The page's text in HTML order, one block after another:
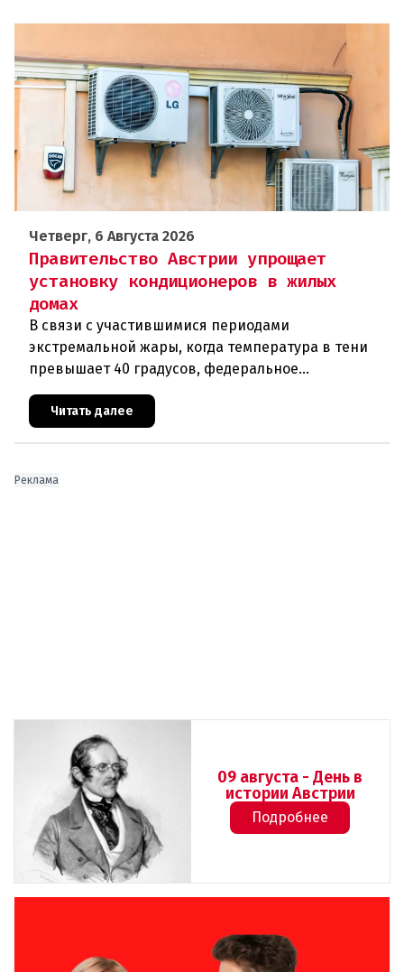
Четверг, 6 Августа 2026
Правительство Австрии упрощает
установку кондиционеров в жилых
домах
В связи с участившимися периодами
экстремальной жары, когда температура в тени
превышает 40 градусов, федеральное
правительство Австрии взялось за решение
проблемы перегрева жилых помещений. В среду н
Читать далее
Реклама
09 августа - День в
истории Австрии
Подробнее